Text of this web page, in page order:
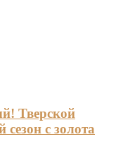
Тверской
с золота